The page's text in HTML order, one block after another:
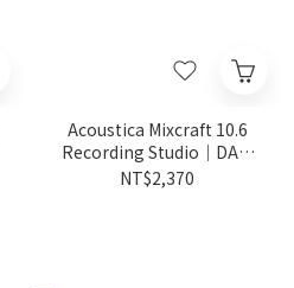
Acoustica Mixcraft 10.6
Recording Studio｜DAW
音樂編輯軟體
NT$2,370